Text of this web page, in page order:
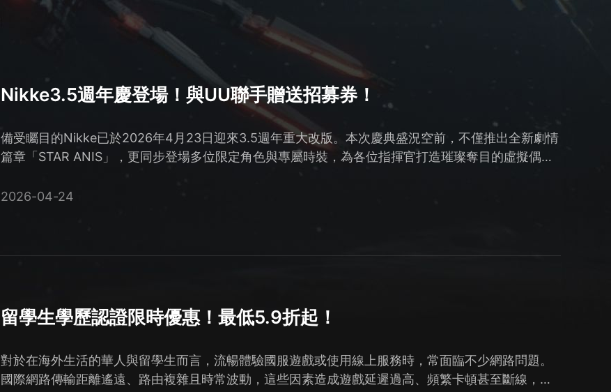
Nikke3.5週年慶登場！與UU聯手贈送招募券！
備受矚目的Nikke已於2026年4月23日迎來3.5週年重大改版。本次慶典盛況空前，不僅推出全新劇情
篇章「STAR ANIS」，更同步登場多位限定角色與專屬時裝，為各位指揮官打造璀璨奪目的虛擬偶像
2026-04-24
留學生學歷認證限時優惠！最低5.9折起！
對於在海外生活的華人與留學生而言，流暢體驗國服遊戲或使用線上服務時，常面臨不少網路問題。
國際網路傳輸距離遙遠、路由複雜且時常波動，這些因素造成遊戲延遲過高、頻繁卡頓甚至斷線，嚴